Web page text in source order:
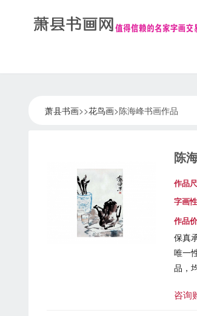
萧县书画>>花鸟画>陈海峰书画作品
陈
作品
字画
作品
保真
唯一
品，
咨询